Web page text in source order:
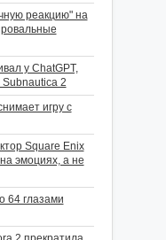
реакцию" на
у ChatGPT,
Subnautica 2
игру с
Square Enix
эмоциях, а не
64 глазами